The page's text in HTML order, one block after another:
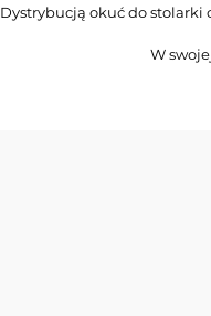
Dystrybucją okuć do
W